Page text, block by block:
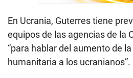
En Ucrania, Guterres tiene
equipos de las agencias de la
“para hablar del aumento de
humanitaria a los ucranianos”.